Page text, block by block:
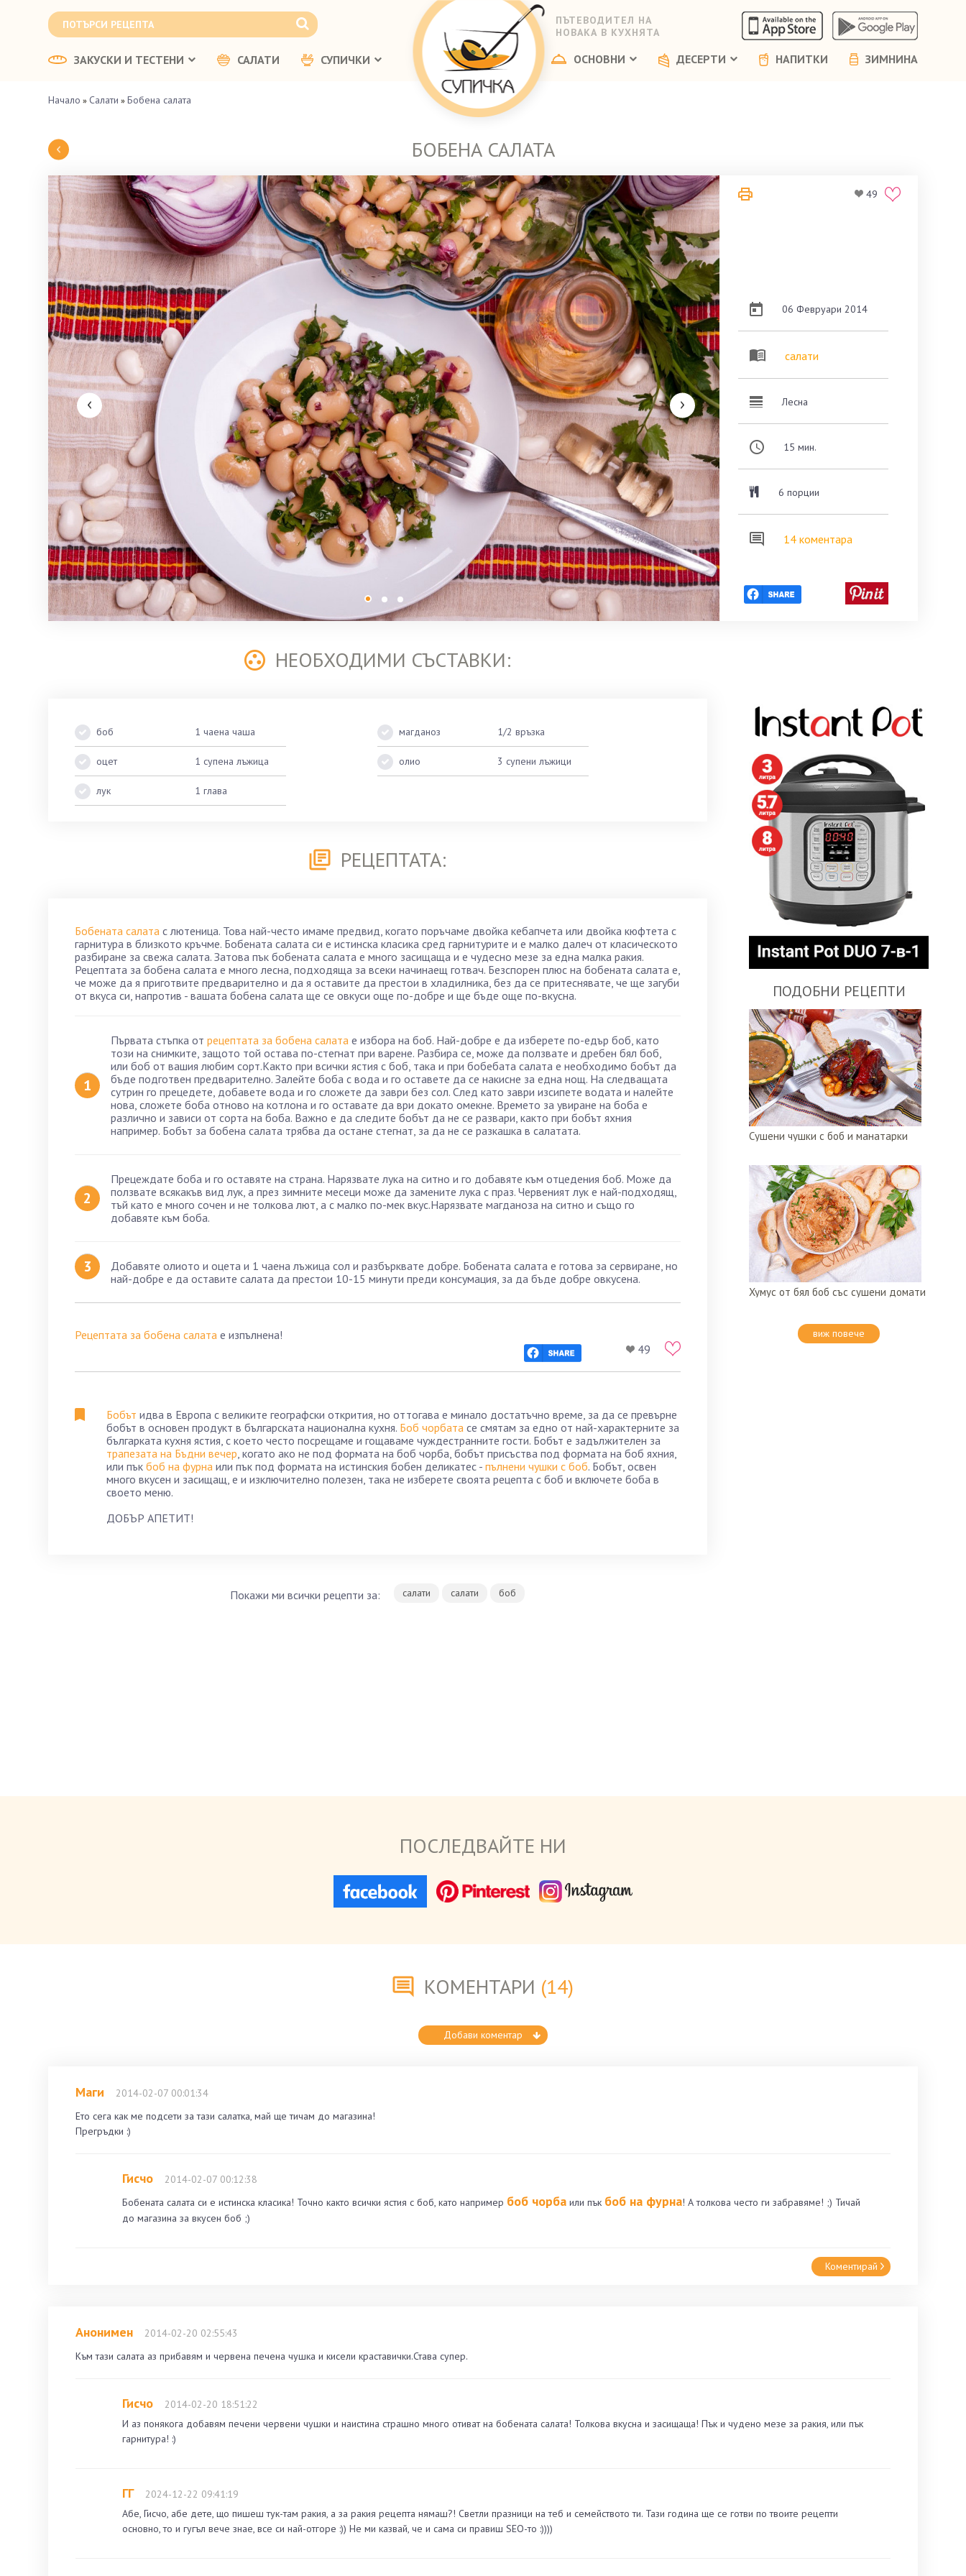
ПЪТЕВОДИТЕЛ НА
НОВАКА В КУХНЯТА
ЗАКУСКИ И ТЕСТЕНИ САЛАТИ СУПИЧКИ ОСНОВНИ ДЕСЕРТИ НАПИТКИ ЗИМНИНА
Начало » Салати » Бобена салата
БОБЕНА САЛАТА
49
06 Февруари 2014
салати
Лесна
15 мин.
6 порции
14 коментара
НЕОБХОДИМИ СЪСТАВКИ:
боб 1 чаена чаша магданоз 1/2 връзка
оцет 1 супена лъжица олио 3 супени лъжици
лук 1 глава
РЕЦЕПТАТА:
Бобената салата с лютеница. Това най-често имаме предвид, когато поръчаме двойка кебапчета или двойка кюфтета с
гарнитура в близкото кръчме. Бобената салата си е истинска класика сред гарнитурите и е малко далеч от класическото
разбиране за свежа салата. Затова пък бобената салата е много засищаща и е чудесно мезе за една малка ракия.
Рецептата за бобена салата е много лесна, подходяща за всеки начинаещ готвач. Безспорен плюс на бобената салата е,
че може да я приготвите предварително и да я оставите да престои в хладилника, без да се притеснявате, че ще загуби
от вкуса си, напротив - вашата бобена салата ще се овкуси още по-добре и ще бъде още по-вкусна.
Първата стъпка от рецептата за бобена салата е избора на боб. Най-добре е да изберете по-едър боб, като
този на снимките, защото той остава по-стегнат при варене. Разбира се, може да ползвате и дребен бял боб,
или боб от вашия любим сорт.Както при всички ястия с боб, така и при бобебата салата е необходимо бобът да
бъде подготвен предварително. Залейте боба с вода и го оставете да се накисне за една нощ. На следващата
сутрин го прецедете, добавете вода и го сложете да заври без сол. След като заври изсипете водата и налейте
нова, сложете боба отново на котлона и го оставате да ври докато омекне. Времето за увиране на боба е
различно и зависи от сорта на боба. Важно е да следите бобът да не се развари, както при бобът яхния
например. Бобът за бобена салата трябва да остане стегнат, за да не се разкашка в салатата.
Прецеждате боба и го оставяте на страна. Нарязвате лука на ситно и го добавяте към отцедения боб. Може да
ползвате всякакъв вид лук, а през зимните месеци може да замените лука с праз. Червеният лук е най-подходящ,
тъй като е много сочен и не толкова лют, а с малко по-мек вкус.Нарязвате магданоза на ситно и също го
добавяте към боба.
Добавяте олиото и оцета и 1 чаена лъжица сол и разбърквате добре. Бобената салата е готова за сервиране, но
най-добре е да оставите салата да престои 10-15 минути преди консумация, за да бъде добре овкусена.
Рецептата за бобена салата е изпълнена!
49
Бобът идва в Европа с великите географски открития, но оттогава е минало достатъчно време, за да се превърне
бобът в основен продукт в българската национална кухня. Боб чорбата се смятам за едно от най-характерните за
българката кухня ястия, с което често посрещаме и гощаваме чуждестранните гости. Бобът е задължителен за
трапезата на Бъдни вечер , когато ако не под формата на боб чорба, бобът присъства под формата на боб яхния,
или пък боб на фурна или пък под формата на истинския бобен деликатес - пълнени чушки с боб. Бобът, освен
много вкусен и засищащ, е и изключително полезен, така не изберете своята рецепта с боб и включете боба в
своето меню.
ДОБЪР АПЕТИТ!
Покажи ми всички рецепти за: салати салати боб
ПОСЛЕДВАЙТЕ НИ
КОМЕНТАРИ (14)
Добави коментар
Маги
2014-02-07 00:01:34
Ето сега как ме подсети за тази салатка, май ще тичам до магазина!
Прегръдки :)
Гисчо
2014-02-07 00:12:38
Бобената салата си е истинска класика! Точно както всички ястия с боб, като например боб чорба или пък боб на фурна! А толкова често ги забравяме! ;) Тичай
до магазина за вкусен боб ;)
Коментирай
Анонимен
2014-02-20 02:55:43
Към тази салата аз прибавям и червена печена чушка и кисели краставички.Става супер.
Гисчо
2014-02-20 18:51:22
И аз понякога добавям печени червени чушки и наистина страшно много отиват на бобената салата! Толкова вкусна и засищаща! Пък и чудено мезе за ракия, или пък
гарнитура! :)
ГГ
2024-12-22 09:41:19
Абе, Гисчо, абе дете, що пишеш тук-там ракия, а за ракия рецепта нямаш?! Светли празници на теб и семейството ти. Тази година ще се готви по твоите рецепти
основно, то и гугъл вече знае, все си най-отгоре :)) Не ми казвай, че и сама си правиш SEO-то :))))
ПОДОБНИ РЕЦЕПТИ
Сушени чушки с боб и манатарки
Хумус от бял боб със сушени домати
виж повече